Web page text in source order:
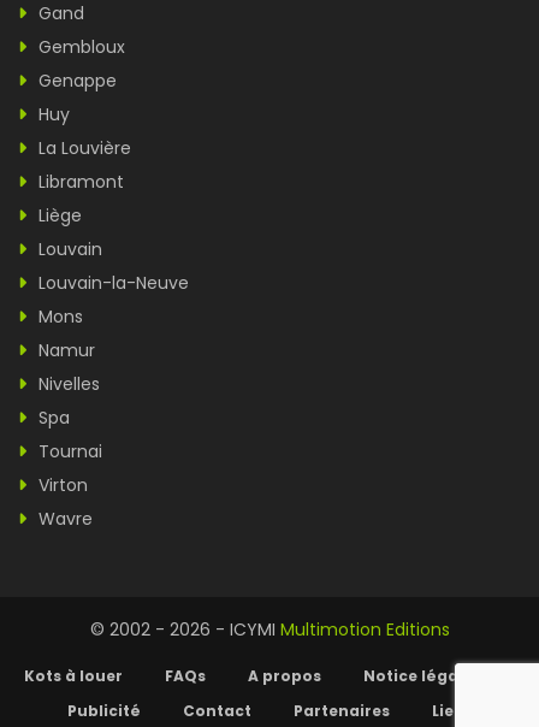
Gand
Gembloux
Genappe
Huy
La Louvière
Libramont
Liège
Louvain
Louvain-la-Neuve
Mons
Namur
Nivelles
Spa
Tournai
Virton
Wavre
© 2002 - 2026 - ICYMI Multimotion Editions
Kots à louer FAQs A propos
Notice légale
Publicité
Contact Partenaires Liens